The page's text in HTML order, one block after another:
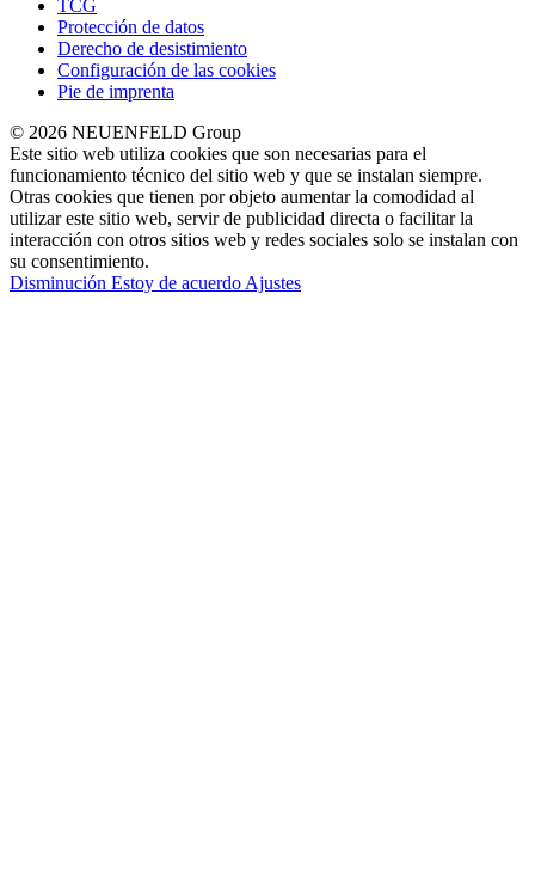
TCG
Protección de datos
Derecho de desistimiento
Configuración de las cookies
Pie de imprenta
© 2026 NEUENFELD Group
Este sitio web utiliza cookies que son necesarias para el
funcionamiento técnico del sitio web y que se instalan siempre.
Otras cookies que tienen por objeto aumentar la comodidad al
utilizar este sitio web, servir de publicidad directa o facilitar la
interacción con otros sitios web y redes sociales solo se instalan con
su consentimiento.
Disminución Estoy de acuerdo Ajustes